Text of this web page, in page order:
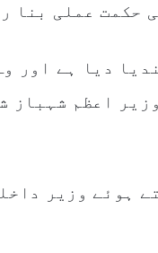
حکمت عملی بنا
دیا ہے اور
اعظم شہباز
ہوئے وزیر